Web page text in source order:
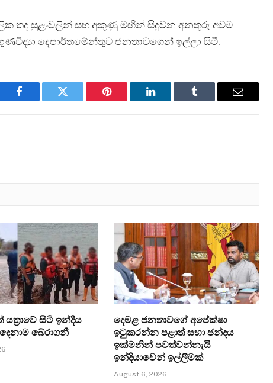
තද සුළංවලින් සහ අකුණු මඟින් සිදුවන අනතුරු අවම
දෙපාර්තමේන්තුව ජනතාවගෙන් ඉල්ලා සිටී.
Facebook Twitter Pinterest LinkedIn Tumblr Email
සිටි ඉන්දීය
බේරාගනී
දෙමළ ජනතාවගේ අපේක්ෂා
ඉටුකරන්න පළාත් සභා ඡන්දය
ඉක්මනින් පවත්වන්නැයි
ඉන්දියාවෙන් ඉල්ලීමක්
August 6, 2026